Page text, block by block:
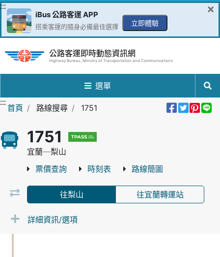
跳到主要內容區
:::
iBus 公路客運 APP
搭乘客運的隨身必備最佳選擇 立即體驗
×
公路客運即時動態資訊網
Highway Bureau, Ministry of Transportation and Communications
選單
:::
首頁 路線搜尋 1751 分享到
分享
分
1751
宜蘭─梨山
票價查詢 時刻表 路線簡圖
往梨山 往宜蘭轉運站
詳細資訊/選項